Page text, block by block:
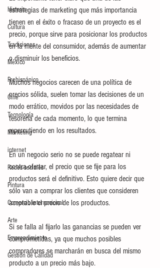
Historia
Cultura
Tradiciones
México
Prehispánico
Cine
Tecnología
Marketing
internet
Redes sociales
Pintura
Comercio internacional
Arte
Emprendimiento
Gestión de Calidad
estrategias de marketing que más importancia
tienen en el éxito o fracaso de un proyecto es el
precio, porque sirve para posicionar los productos
en la mente del consumidor, además de aumentar
o disminuir los beneficios.
Muchos negocios carecen de una política de
precios sólida, suelen tomar las decisiones de un
modo errático, movidos por las necesidades de
tesorería de cada momento, lo que termina
repercutiendo en los resultados.
En un negocio serio no se puede regatear ni
contra-ofertar, el precio que se fije para los
productos será el definitivo. Esto quiere decir que
sólo van a comprar los clientes que consideren
aceptable el precio de los productos.
Si se falla al fijarlo las ganancias se pueden ver
comprometidas, ya que muchos posibles
compradores se marcharán en busca del mismo
producto a un precio más bajo.